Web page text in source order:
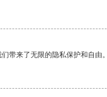
带来了无限的隐私保护和自由。